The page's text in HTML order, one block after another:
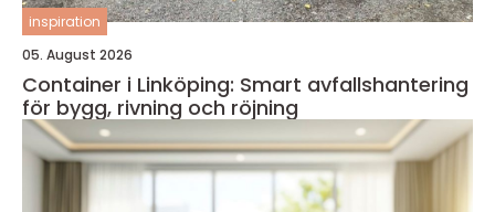
inspiration
05. August 2026
Container i Linköping: Smart avfallshantering
för bygg, rivning och röjning